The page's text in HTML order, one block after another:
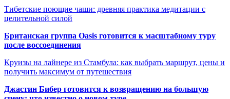
Тибетские поющие чаши: древняя практика медитации с
целительной силой
Британская группа Oasis готовится к масштабному туру
после воссоединения
Круизы на лайнере из Стамбула: как выбрать маршрут, цены и
получить максимум от путешествия
Джастин Бибер готовится к возвращению на большую